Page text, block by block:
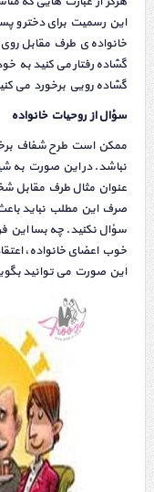
این رسمیت برای دختر و
خانواده ی طرف مقابل روی
گشاده رفتار می کنید به
گشاده رویی برخورد می
سؤال از روحیات خانواده
ممکن است طرح شفاف
نباشد. در این صورت به
عنوان مثال طرف مقابل
صرف این مطلب نباید
سؤال نکنید. چه بسا این
خوب اعضای خانواده،
این صورت می توانید